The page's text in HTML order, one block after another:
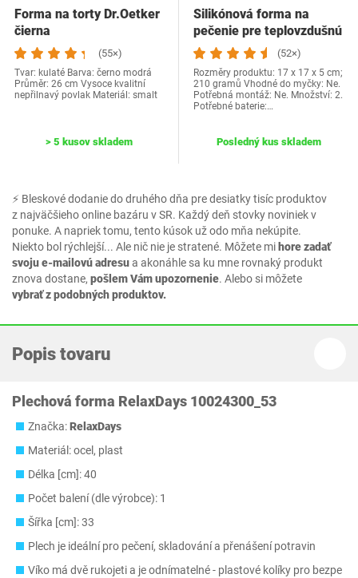
⚡ Bleskové dodanie do druhého dňa pre desiatky tisíc produktov
z najväčšieho online bazáru v SR. Každý deň stovky noviniek v
ponuke. A napriek tomu, tento kúsok už odo mňa nekúpite.
Niekto bol rýchlejší... Ale nič nie je stratené. Môžete mihore zadať
svoju e-mailovú adresua akonáhle sa ku mne rovnaký produkt
znova dostane, pošlem Vám upozornenie. Alebo si môžete
vybrať z podobných produktov.
Forma na torty Dr.Oetker
čierna
(55×)
Tvar: kulaté Barva: černo modrá
Průměr: 26 cm Vysoce kvalitní
nepřilnavý povlak Materiál: smalt
> 5 kusov skladem
Silikónová forma na
pečenie pre teplovzdušnú
fritézu…
(52×)
Rozměry produktu: 17 x 17 x 5 cm;
210 gramů Vhodné do myčky: Ne.
Potřebná montáž: Ne. Množství: 2.
Potřebné baterie:…
Posledný kus skladem
Popis tovaru
Plechová forma RelaxDays 10024300_53
Značka:RelaxDays
Materiál: ocel, plast
Délka [cm]: 40
Počet balení (dle výrobce): 1
Šířka [cm]: 33
Plech je ideální pro pečení, skladování a přenášení potravin
Víko má dvě rukojeti a je odnímatelné - plastové kolíky pro bezpe